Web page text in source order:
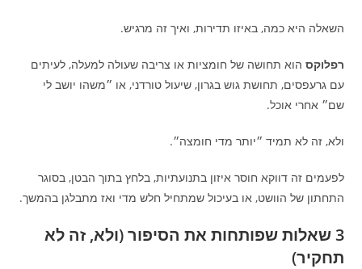
השאלה היא כמה, באיזו תדירות, ואיך זה מרגיש.
רפלוקס הוא תחושה של חומציות או צריבה שעולה למעלה, לעיתים
עם גרעפסים, תחושת גוש בגרון, שיעול טורדני, או ״משהו יושב לי
שם״ אחרי אוכל.
ולא, זה לא תמיד ״יותר מדי חומצה״.
לפעמים זה דווקא חוסר איזון בתנועתיות, בלחץ בתוך הבטן, בסוגר
התחתון של הוושט, או בעיכול שמתחיל חלש מדי ואז מתבלגן בהמשך.
3 שאלות שפותחות את הסיפור (ולא, זה לא
תחקיר)